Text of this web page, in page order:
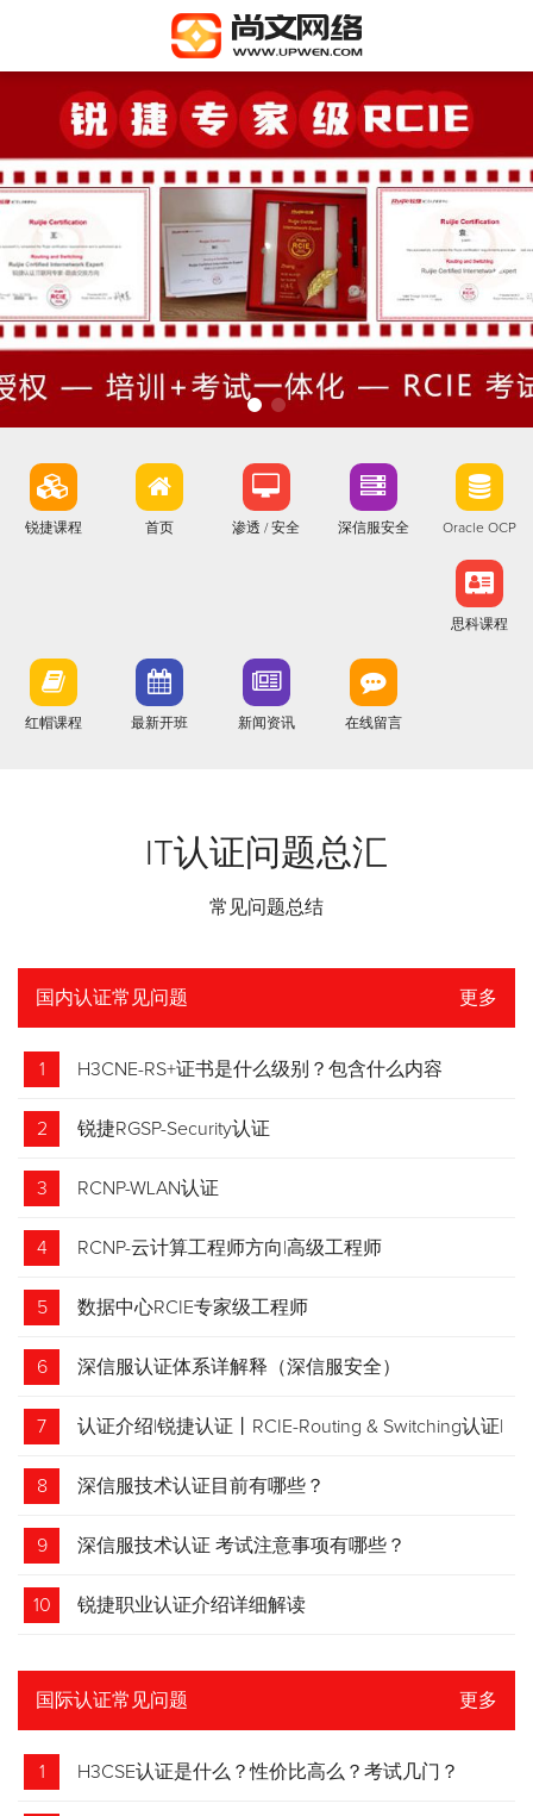
锐捷课程 首页 渗透 / 安全 深信服安全 Oracle OCP
思科课程
红帽课程 最新开班 新闻资讯 在线留言
IT认证问题总汇
常见问题总结
国内认证常见问题 更多
1 H3CNE-RS+证书是什么级别？包含什么内容
2 锐捷RGSP-Security认证
3 RCNP-WLAN认证
4 RCNP-云计算工程师方向|高级工程师
5 数据中心RCIE专家级工程师
6 深信服认证体系详解释（深信服安全）
7 认证介绍|锐捷认证丨RCIE-Routing & Switching认证|
专家级网络工程师
8 深信服技术认证目前有哪些？
9 深信服技术认证 考试注意事项有哪些？
10 锐捷职业认证介绍详细解读
国际认证常见问题 更多
1 H3CSE认证是什么？性价比高么？考试几门？